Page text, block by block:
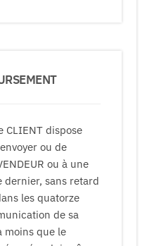
CLIENT dispose
ou de
ou à une
dernier, sans retard
les quatorze
de sa
moins que le